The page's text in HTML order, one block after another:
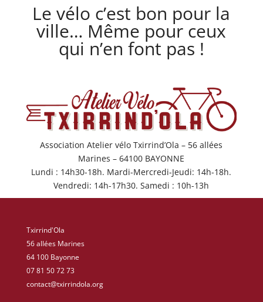
Le vélo c’est bon pour la
ville… Même pour ceux
qui n’en font pas !
Association Atelier vélo Txirrind’Ola – 56 allées
Marines – 64100 BAYONNE
Lundi : 14h30-18h. Mardi-Mercredi-Jeudi: 14h-18h.
Vendredi: 14h-17h30. Samedi : 10h-13h
Txirrind'Ola
56 allées Marines
64 100 Bayonne
07 81 50 72 73
contact@txirrindola.org